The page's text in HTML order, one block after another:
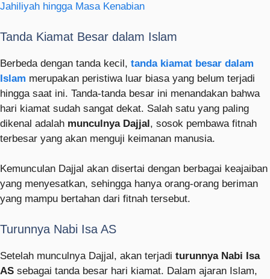
Jahiliyah hingga Masa Kenabian
Tanda Kiamat Besar dalam Islam
Berbeda dengan tanda kecil, tanda kiamat besar dalam
Islam merupakan peristiwa luar biasa yang belum terjadi
hingga saat ini. Tanda-tanda besar ini menandakan bahwa
hari kiamat sudah sangat dekat. Salah satu yang paling
dikenal adalah munculnya Dajjal, sosok pembawa fitnah
terbesar yang akan menguji keimanan manusia.
Kemunculan Dajjal akan disertai dengan berbagai keajaiban
yang menyesatkan, sehingga hanya orang-orang beriman
yang mampu bertahan dari fitnah tersebut.
Turunnya Nabi Isa AS
Setelah munculnya Dajjal, akan terjadi turunnya Nabi Isa
AS sebagai tanda besar hari kiamat. Dalam ajaran Islam,